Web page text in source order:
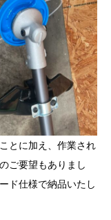
とに加え、作業され
ご要望もありまし
ド仕様で納品いたし